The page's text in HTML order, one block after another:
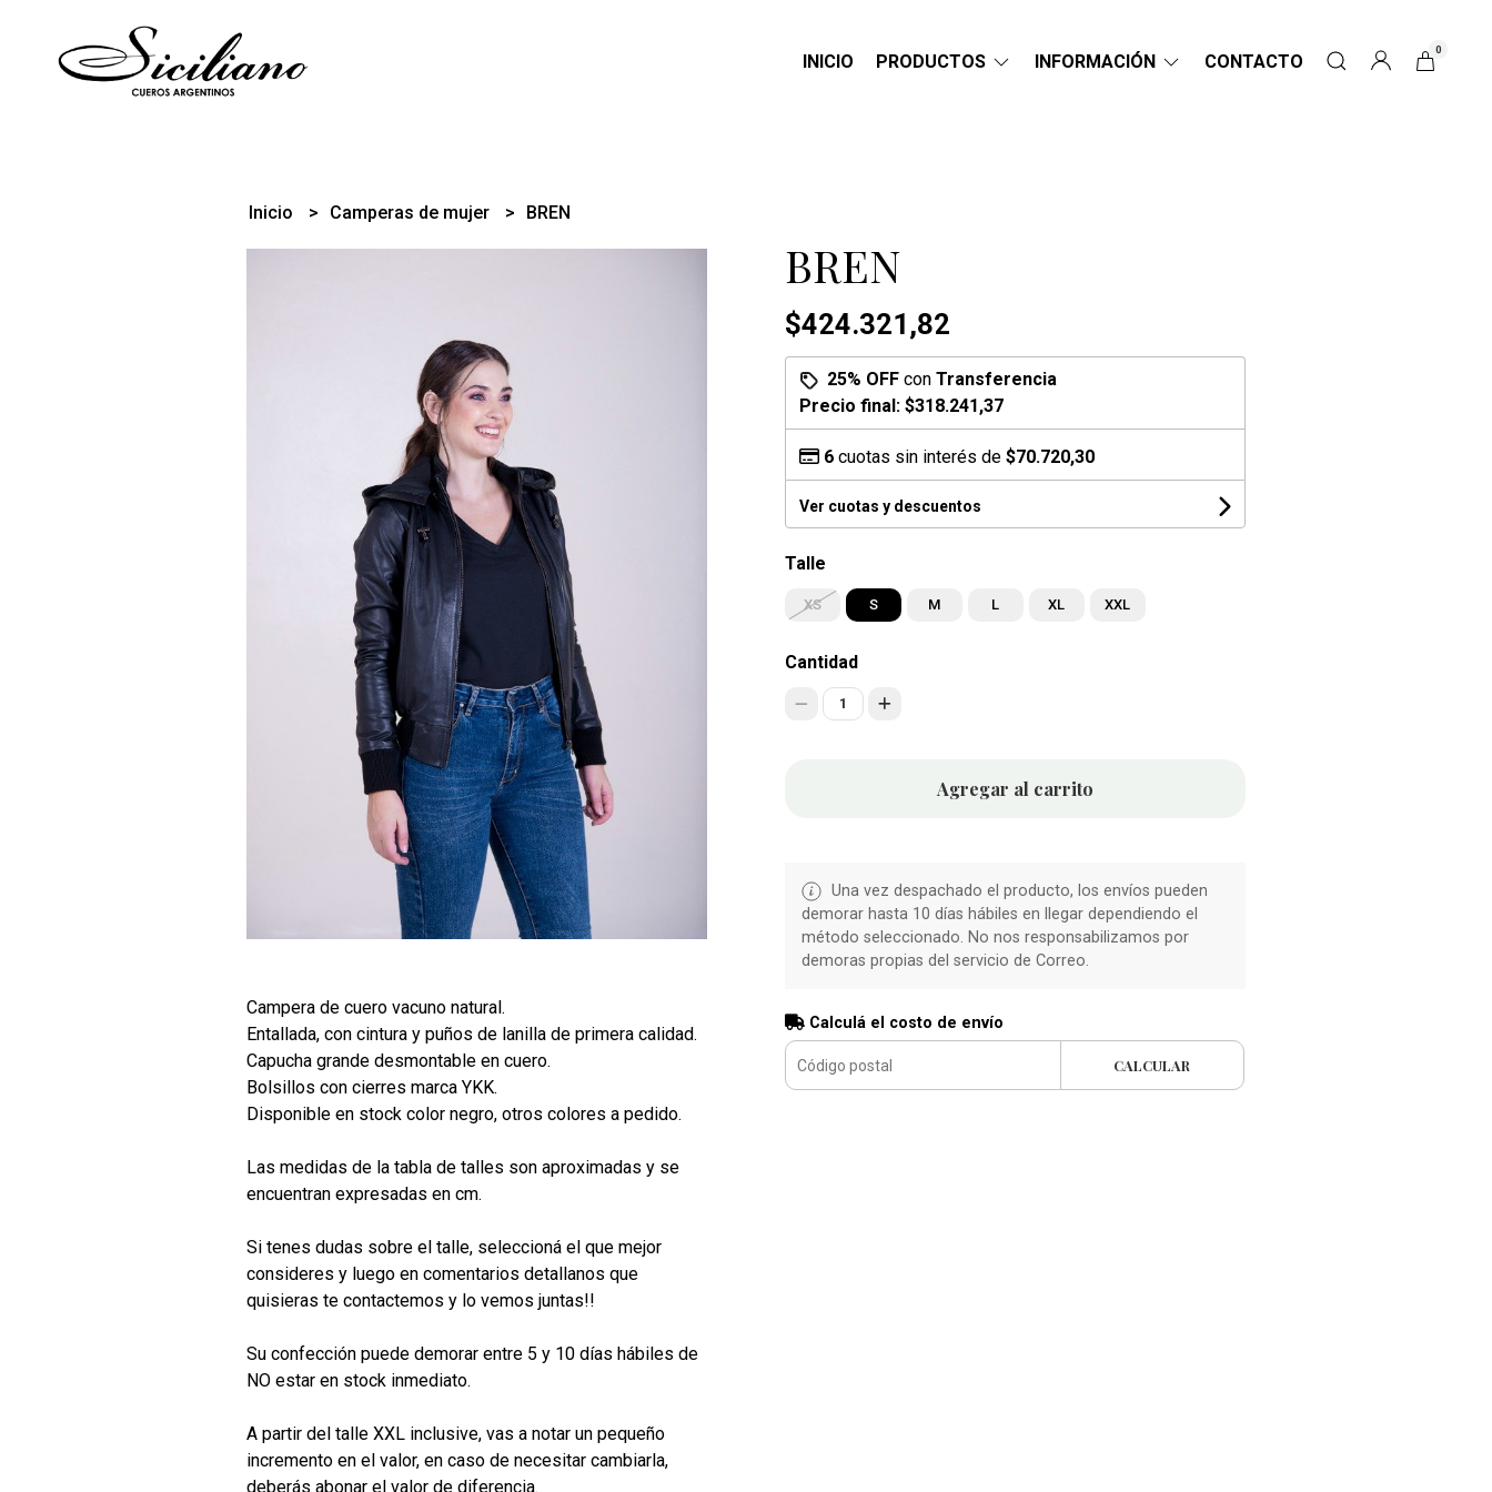
INICIO PRODUCTOS INFORMACIÓN CONTACTO
0
Inicio Camperas de mujer BREN
Campera de cuero vacuno natural.
Entallada, con cintura y puños de lanilla de primera calidad.
Capucha grande desmontable en cuero.
Bolsillos con cierres marca YKK.
Disponible en stock color negro, otros colores a pedido.
Las medidas de la tabla de talles son aproximadas y se
encuentran expresadas en cm.
Si tenes dudas sobre el talle, seleccioná el que mejor
consideres y luego en comentarios detallanos que
quisieras te contactemos y lo vemos juntas!!
Su confección puede demorar entre 5 y 10 días hábiles de
NO estar en stock inmediato.
A partir del talle XXL inclusive, vas a notar un pequeño
incremento en el valor, en caso de necesitar cambiarla,
deberás abonar el valor de diferencia.
BREN
$424.321,82
25% OFFcon Transferencia
Precio final: $318.241,37
6cuotas sin interés de $70.720,30
Ver cuotas y descuentos
Talle
XS S M L XL XXL
Cantidad
1
Agregar al carrito
Una vez despachado el producto, los envíos pueden
demorar hasta 10 días hábiles en llegar dependiendo el
método seleccionado. No nos responsabilizamos por
demoras propias del servicio de Correo.
Calculá el costo de envío
CALCULAR